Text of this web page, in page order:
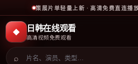
策展片单轻量上新 · 高清免费直连播
◆ 日韩在线观看
高清视频免费观看
⌕